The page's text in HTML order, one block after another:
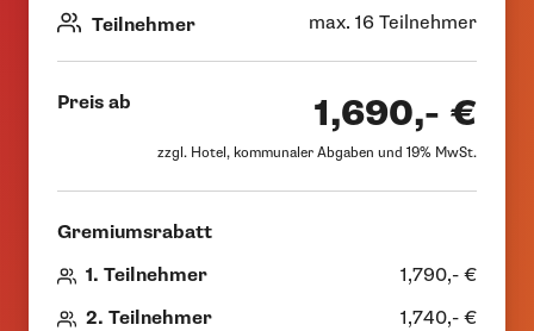
Teilnehmer
max. 16 Teilnehmer
Preis ab 1,690,- €
zzgl. Hotel, kommunaler Abgaben und 19% MwSt.
Gremiumsrabatt
1. Teilnehmer
1,790,- €
2. Teilnehmer
1,740,- €